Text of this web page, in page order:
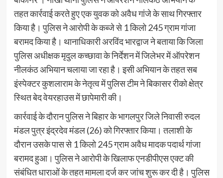
तहत कार्रवाई करते हुए एक युवक को अवैध गांजे के साथ गिरफ्तार
किया है। पुलिस ने आरोपी के कब्जे से 1 किलो 245 ग्राम गांजा
बरामद किया है। थानाधिकारी अरविंद भारद्वाज ने बताया कि जिला
पुलिस अधीक्षक मृदुल कच्छावा के निर्देशन में जिलेभर में ऑपरेशन
नीलकंठ अभियान चलाया जा रहा है। इसी अभियान के तहत सब
इंस्पेक्टर कुशलाराम के नेतृत्व में पुलिस टीम ने बिकासर रीको क्षेत्र
स्थित बेद वेयरहाउस में छापेमारी की।
कार्रवाई के दौरान पुलिस ने बिहार के भागलपुर जिले निवासी रुदल
मंडल पुत्र इंद्रदेव मंडल (26) को गिरफ्तार किया। तलाशी के
दौरान उसके पास से 1 किलो 245 ग्राम अवैध मादक पदार्थ गांजा
बरामद हुआ। पुलिस ने आरोपी के खिलाफ एनडीपीएस एक्ट की
संबंधित धाराओं के तहत मामला दर्ज कर जांच शुरू कर दी है। पुलिस